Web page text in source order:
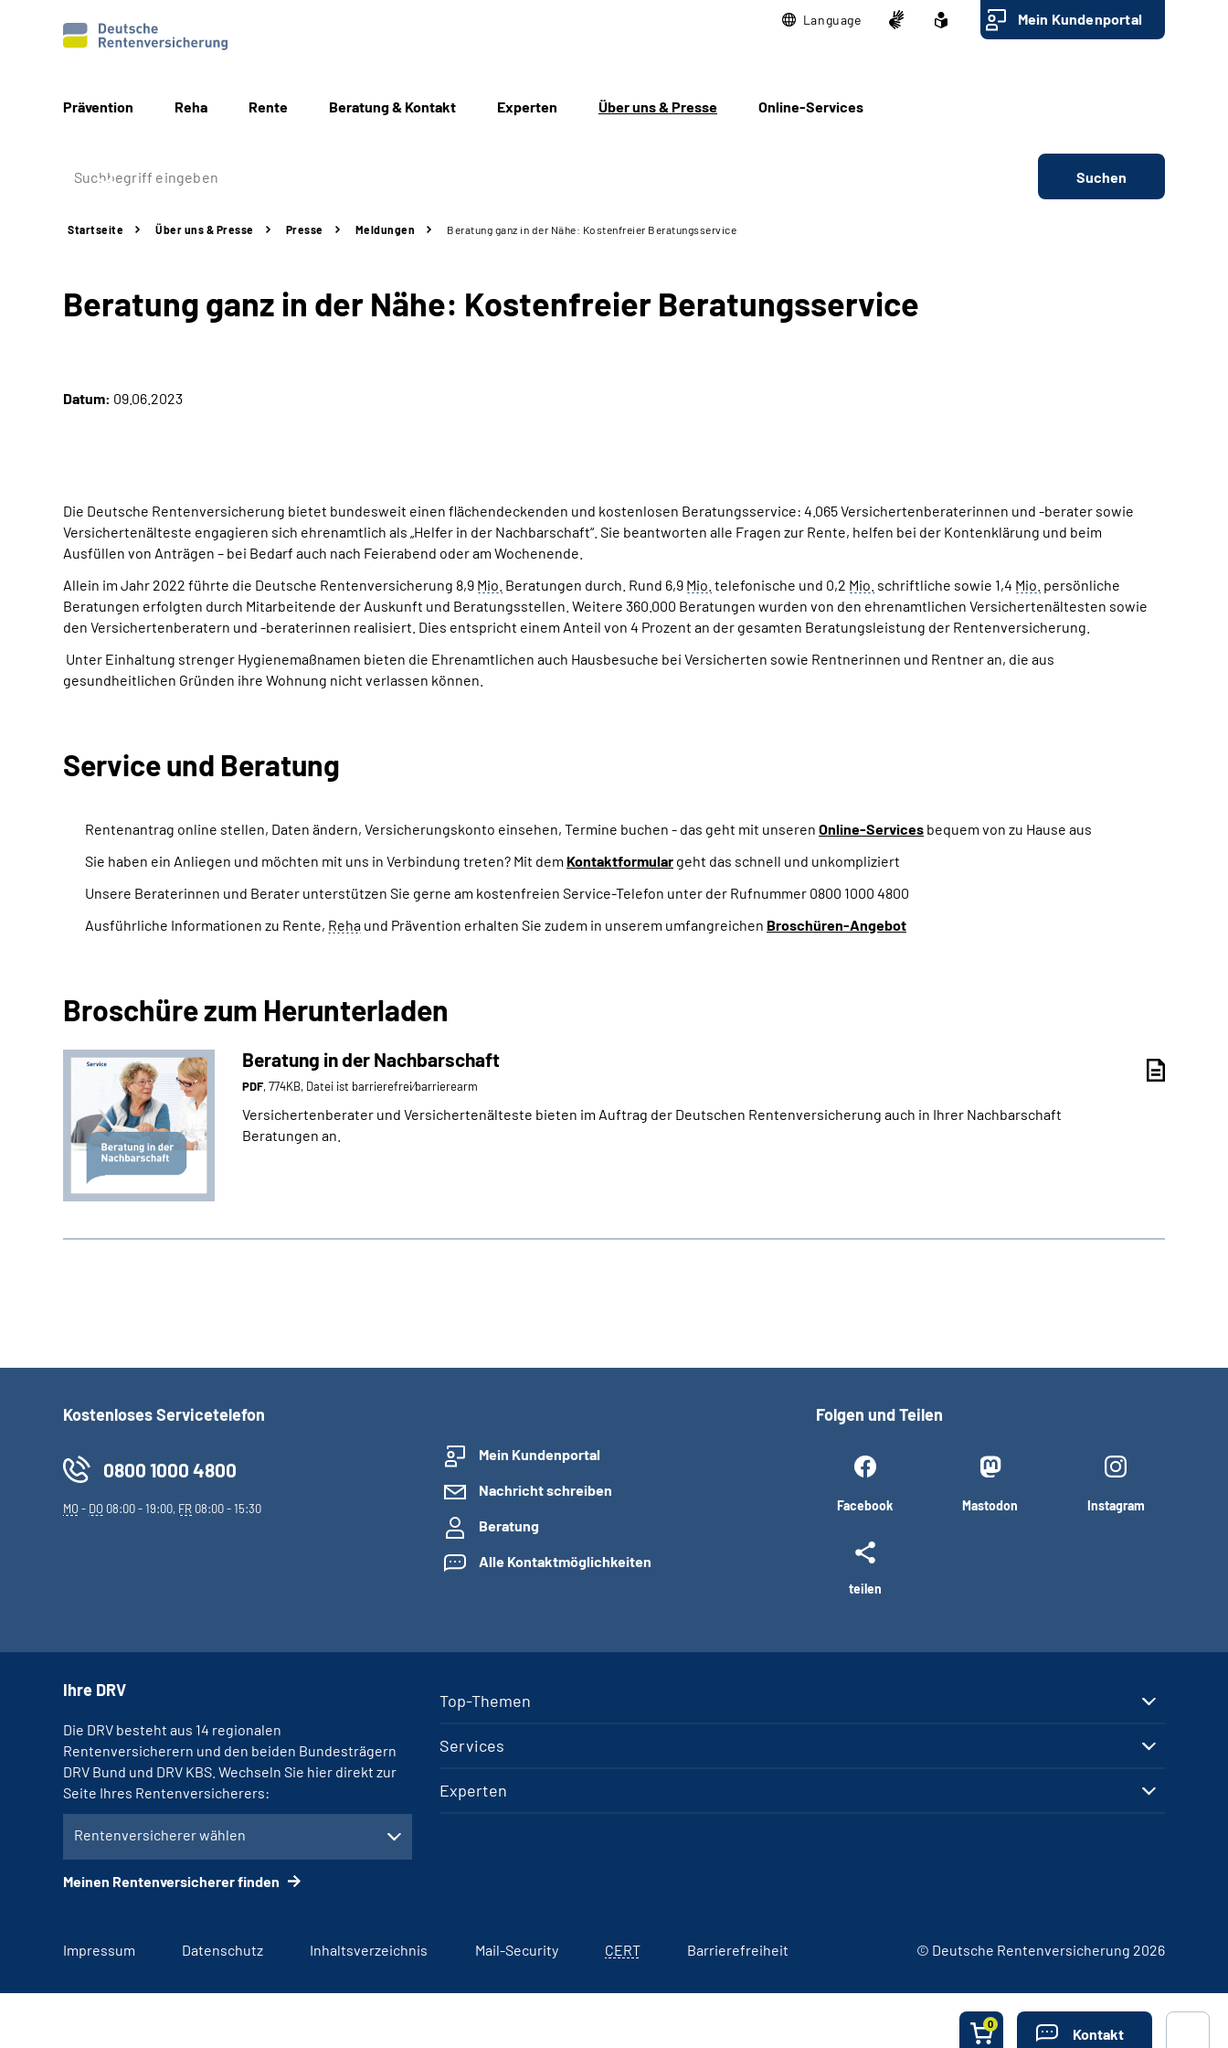
Language Mein Kundenportal
Prävention Reha Rente Beratung & Kontakt Experten Über uns & Presse Online-Services
Suchen
Startseite Über uns & Presse Presse Meldungen Beratung ganz in der Nähe: Kostenfreier Beratungsservice
Beratung ganz in der Nähe: Kostenfreier Beratungsservice
Datum: 09.06.2023
Die Deutsche Rentenversicherung bietet bundesweit einen flächendeckenden und kostenlosen Beratungsservice: 4.065 Versichertenberaterinnen und -berater sowie
Versichertenälteste engagieren sich ehrenamtlich als „Helfer in der Nachbarschaft“. Sie beantworten alle Fragen zur Rente, helfen bei der Kontenklärung und beim
Ausfüllen von Anträgen – bei Bedarf auch nach Feierabend oder am Wochenende.
Allein im Jahr 2022 führte die Deutsche Rentenversicherung 8,9 Mio. Beratungen durch. Rund 6,9 Mio. telefonische und 0,2 Mio. schriftliche sowie 1,4 Mio. persönliche
Beratungen erfolgten durch Mitarbeitende der Auskunft und Beratungsstellen. Weitere 360.000 Beratungen wurden von den ehrenamtlichen Versichertenältesten sowie
den Versichertenberatern und -beraterinnen realisiert. Dies entspricht einem Anteil von 4 Prozent an der gesamten Beratungsleistung der Rentenversicherung.
Unter Einhaltung strenger Hygienemaßnamen bieten die Ehrenamtlichen auch Hausbesuche bei Versicherten sowie Rentnerinnen und Rentner an, die aus
gesundheitlichen Gründen ihre Wohnung nicht verlassen können.
Service und Beratung
Rentenantrag online stellen, Daten ändern, Versicherungskonto einsehen, Termine buchen - das geht mit unseren Online-Services bequem von zu Hause aus
Sie haben ein Anliegen und möchten mit uns in Verbindung treten? Mit dem Kontaktformular geht das schnell und unkompliziert
Unsere Beraterinnen und Berater unterstützen Sie gerne am kostenfreien Service-Telefon unter der Rufnummer 0800 1000 4800
Ausführliche Informationen zu Rente, Reha und Prävention erhalten Sie zudem in unserem umfangreichen Broschüren-Angebot
Broschüre zum Herunterladen
Beratung in der Nachbarschaft
PDF, 774KB, Datei ist barrierefrei⁄barrierearm
Versichertenberater und Versichertenälteste bieten im Auftrag der Deutschen Rentenversicherung auch in Ihrer Nachbarschaft
Beratungen an.
0
Kontakt
Kostenloses Servicetelefon
0800 1000 4800
MO- DO 08:00 - 19:00, FR 08:00 - 15:30
Mein Kundenportal
Nachricht schreiben
Beratung
Alle Kontaktmöglichkeiten
Folgen und Teilen
Facebook Mastodon Instagram
teilen
Top-Themen
Services
Experten
Ihre DRV
Die DRV besteht aus 14 regionalen
Rentenversicherern und den beiden Bundesträgern
DRV Bund und DRV KBS. Wechseln Sie hier direkt zur
Seite Ihres Rentenversicherers:
Rentenversicherer wählen
Meinen Rentenversicherer finden
Impressum Datenschutz Inhaltsverzeichnis Mail-Security CERT Barrierefreiheit © Deutsche Rentenversicherung 2026